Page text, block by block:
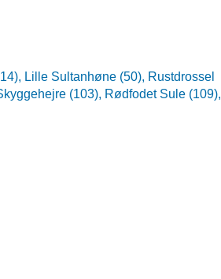
Lille Sultanhøne (50), Rustdrossel
(103), Rødfodet Sule (109),